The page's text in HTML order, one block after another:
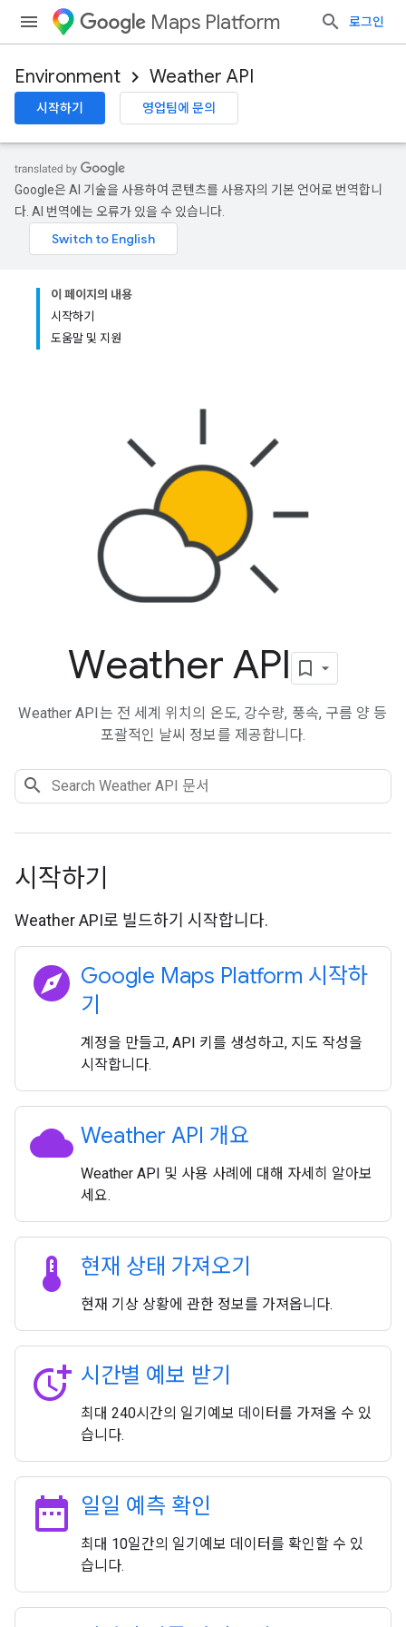
Maps Platform 로그인
Environment Weather API
시작하기 영업팀에 문의
Google은 AI 기술을 사용하여 콘텐츠를 사용자의 기본 언어로 번역합니
다. AI 번역에는 오류가 있을 수 있습니다.
이 페이지의 내용
시작하기
도움말 및 지원
Weather API
Weather API는 전 세계 위치의 온도, 강수량, 풍속, 구름 양 등
포괄적인 날씨 정보를 제공합니다.
시작하기
Weather API로 빌드하기 시작합니다.
explore Google Maps Platform 시작하
기
계정을 만들고, API 키를 생성하고, 지도 작성을
시작합니다.
cloud Weather API 개요
Weather API 및 사용 사례에 대해 자세히 알아보
세요.
thermostat 현재 상태 가져오기
현재 기상 상황에 관한 정보를 가져옵니다.
more_time 시간별 예보 받기
최대 240시간의 일기예보 데이터를 가져올 수 있
습니다.
date_range 일일 예측 확인
최대 10일간의 일기예보 데이터를 확인할 수 있
습니다.